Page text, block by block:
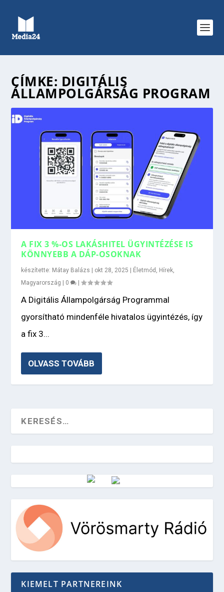
CÍMKE: DIGITÁLIS
ÁLLAMPOLGÁRSÁG PROGRAM
A FIX 3 %-OS LAKÁSHITEL ÜGYINTÉZÉSE IS
KÖNNYEBB A DÁP-OSOKNAK
készítette: Mátay Balázs | okt 28, 2025 | Életmód Hírek
Magyarország | 0 |
A Digitális Állampolgárság Programmal
gyorsítható mindenféle hivatalos ügyintézés, így
a fix 3...
OLVASS TOVÁBB
Vörösmarty Rádió
KIEMELT PARTNEREINK